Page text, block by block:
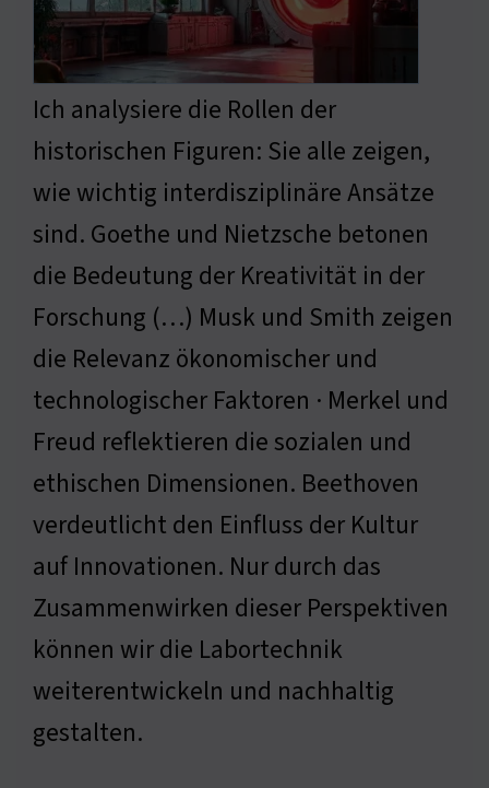
Ich analysiere die Rollen der
historischen Figuren: Sie alle zeigen,
wie wichtig interdisziplinäre Ansätze
sind. Goethe und Nietzsche betonen
die Bedeutung der Kreativität in der
Forschung (…) Musk und Smith zeigen
die Relevanz ökonomischer und
technologischer Faktoren · Merkel und
Freud reflektieren die sozialen und
ethischen Dimensionen. Beethoven
verdeutlicht den Einfluss der Kultur
auf Innovationen. Nur durch das
Zusammenwirken dieser Perspektiven
können wir die Labortechnik
weiterentwickeln und nachhaltig
gestalten.